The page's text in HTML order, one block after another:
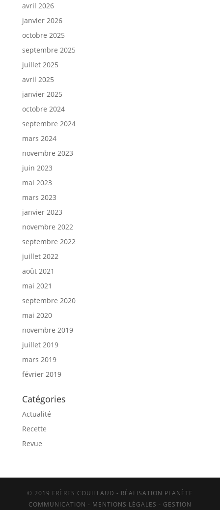
avril 2026
janvier 2026
octobre 2025
septembre 2025
juillet 2025
avril 2025
janvier 2025
octobre 2024
septembre 2024
mars 2024
novembre 2023
juin 2023
mai 2023
mars 2023
janvier 2023
novembre 2022
septembre 2022
juillet 2022
août 2021
mai 2021
septembre 2020
mai 2020
novembre 2019
juillet 2019
mars 2019
février 2019
Catégories
Actualité
Recette
Revue
© 2019 FRÈRES COUILLAUD - RÉALISATION PLANÈTE
COMMUNICATION - MENTIONS LÉGALES - GESTION